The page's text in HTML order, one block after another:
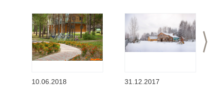
>
10.06.2018
31.12.2017